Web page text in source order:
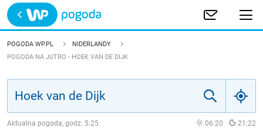
Trwa ładowanie
POLSKA
POGODA WP.PL
NIDERLANDY
POGODA NA JUTRO - HOEK VAN DE DIJK
Aktualna pogoda, godz. 5:25 06:20 21:22